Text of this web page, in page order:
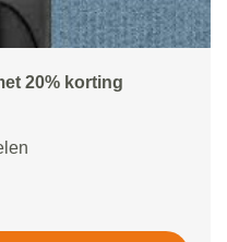
20% korting